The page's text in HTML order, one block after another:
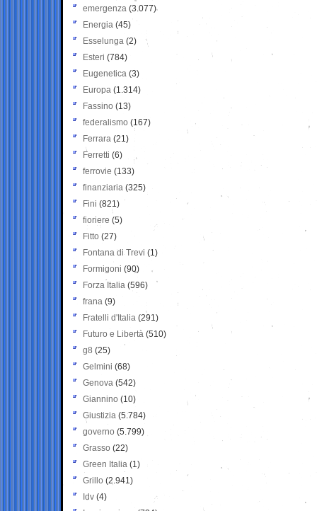
emergenza (3.077)
Energia (45)
Esselunga (2)
Esteri (784)
Eugenetica (3)
Europa (1.314)
Fassino (13)
federalismo (167)
Ferrara (21)
Ferretti (6)
ferrovie (133)
finanziaria (325)
Fini (821)
fioriere (5)
Fitto (27)
Fontana di Trevi (1)
Formigoni (90)
Forza Italia (596)
frana (9)
Fratelli d'Italia (291)
Futuro e Libertà (510)
g8 (25)
Gelmini (68)
Genova (542)
Giannino (10)
Giustizia (5.784)
governo (5.799)
Grasso (22)
Green Italia (1)
Grillo (2.941)
Idv (4)